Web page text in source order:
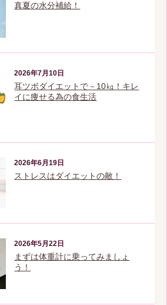
真夏の水分補給！
2026年7月10日
耳ツボダイエットで－10㎏！キレ
イに痩せる為の食生活
2026年6月19日
ストレスはダイエットの敵！
2026年5月22日
まずは体重計に乗ってみましょ
う！